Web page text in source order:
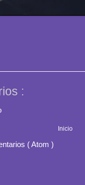
:
Inicio
( Atom )